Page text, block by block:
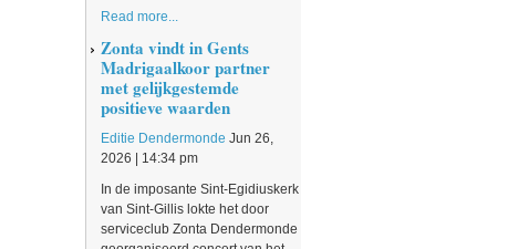
Read more...
Zonta vindt in Gents
Madrigaalkoor partner
met gelijkgestemde
positieve waarden
Editie Dendermonde Jun 26,
2026 | 14:34 pm
In de imposante Sint-Egidiuskerk
van Sint-Gillis lokte het door
serviceclub Zonta Dendermonde